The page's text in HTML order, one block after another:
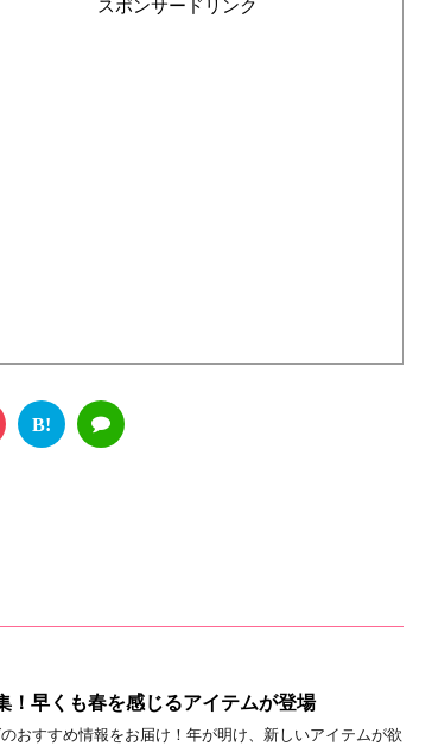
スポンサードリンク
B!
！早くも春を感じるアイテムが登場
おすすめ情報をお届け！年が明け、新しいアイテムが欲